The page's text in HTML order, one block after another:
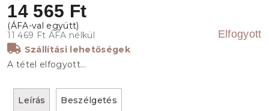
14 565 Ft
11 469 Ft ÁFA nélkül Elfogyott
Szállítási lehetőségek
A tétel elfogyott…
Leírás Beszélgetés